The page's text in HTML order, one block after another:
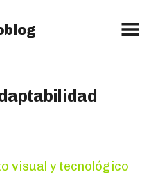
Categories
visual y tecnológico